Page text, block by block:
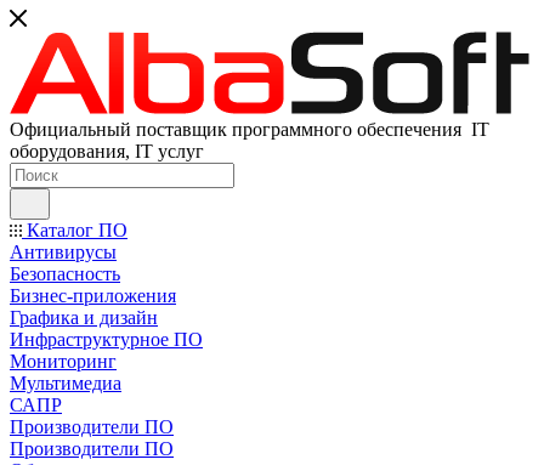
Официальный поставщик программного обеспечения IT
оборудования, IT услуг
Каталог ПО
Антивирусы
Безопасность
Бизнес-приложения
Графика и дизайн
Инфраструктурное ПО
Мониторинг
Мультимедиа
САПР
Производители ПО
Производители ПО